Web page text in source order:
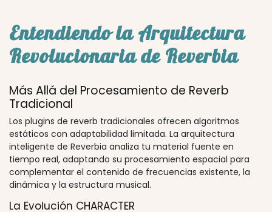
Entendiendo la Arquitectura
Revolucionaria de Reverbia
Más Allá del Procesamiento de Reverb
Tradicional
Los plugins de reverb tradicionales ofrecen algoritmos
estáticos con adaptabilidad limitada. La arquitectura
inteligente de Reverbia analiza tu material fuente en
tiempo real, adaptando su procesamiento espacial para
complementar el contenido de frecuencias existente, la
dinámica y la estructura musical.
La Evolución CHARACTER